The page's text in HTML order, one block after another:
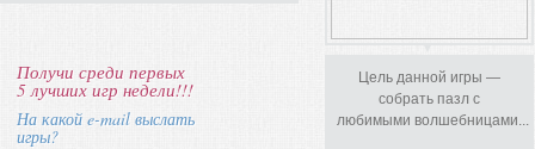
Цель данной игры —
собрать пазл с
любимыми волшебницами...
Получи среди первых
5 лучших игр недели!!!
На какой e-mail выслать
игры?